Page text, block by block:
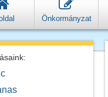
Önkormányzat